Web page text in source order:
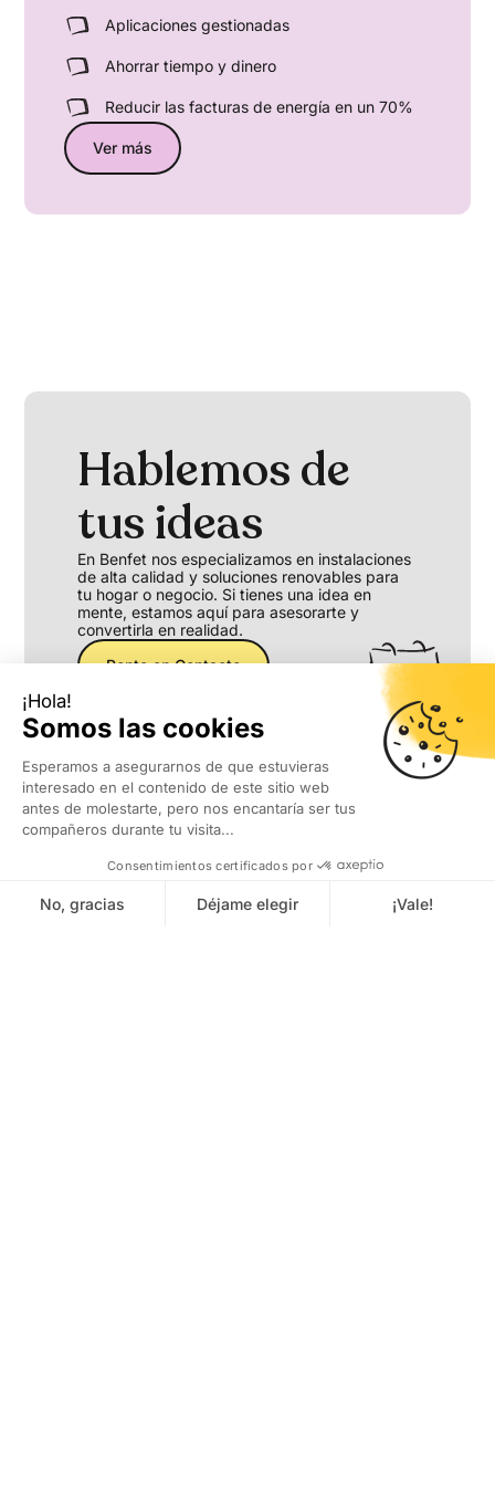
Aplicaciones gestionadas
Ahorrar tiempo y dinero
Reducir las facturas de energía en un 70%
Ver más
Hablemos de
tus ideas
En Benfet nos especializamos en instalaciones
de alta calidad y soluciones renovables para
tu hogar o negocio. Si tienes una idea en
mente, estamos aquí para asesorarte y
convertirla en realidad.
Ponte en Contacto
English